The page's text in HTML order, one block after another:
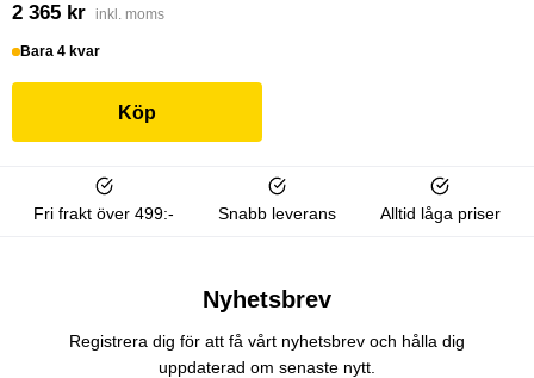
2 365 kr inkl. moms
Bara 4 kvar
Köp
Fri frakt över 499:- Snabb leverans Alltid låga priser
Nyhetsbrev
Registrera dig för att få vårt nyhetsbrev och hålla dig
uppdaterad om senaste nytt.